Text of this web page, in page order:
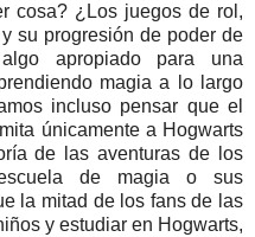
cosa? ¿Los juegos de rol,
su progresión de poder de
apropiado para una
magia a lo largo
incluso pensar que el
únicamente a Hogwarts
de las aventuras de los
de magia o sus
la mitad de los fans de las
y estudiar en Hogwarts,